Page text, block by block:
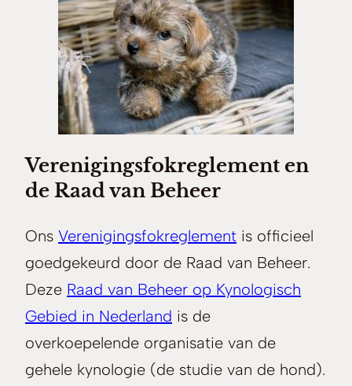
Verenigingsfokreglement en
de Raad van Beheer
Ons Verenigingsfokreglement is officieel
goedgekeurd door de Raad van Beheer.
Deze Raad van Beheer op Kynologisch
Gebied in Nederland is de
overkoepelende organisatie van de
gehele kynologie (de studie van de hond).